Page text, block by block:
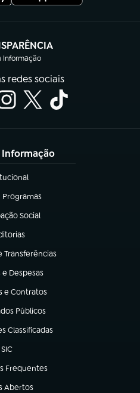
Informação
(abre em nova aba)
redes sociais
Informação
em nova aba)
Programas
nova aba)
Social
nova aba)
em nova aba)
Transferências
aba)
e Despesas
nova aba)
e Contratos
aba)
Públicos
aba)
Classificadas
aba)
SIC
(abre em nova aba)
Frequentes
aba)
Abertos